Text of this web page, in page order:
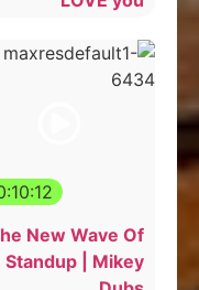
New Wave Of
Standup | Mikey